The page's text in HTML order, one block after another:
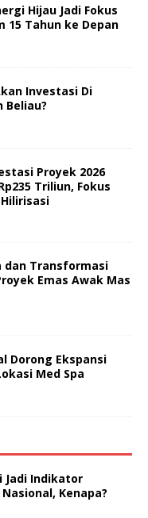
Hijau Jadi Fokus
15 Tahun ke Depan
Investasi Di
Beliau?
Proyek 2026
Triliun, Fokus
dan Transformasi
Emas Awak Mas
Dorong Ekspansi
Med Spa
Jadi Indikator
Kenapa?